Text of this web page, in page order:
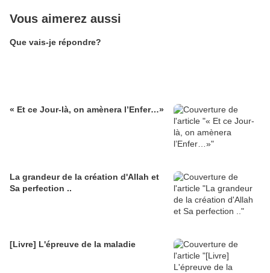
Vous aimerez aussi
Que vais-je répondre?
« Et ce Jour-là, on amènera l’Enfer…»
La grandeur de la création d'Allah et
Sa perfection ..
[Livre] L'épreuve de la maladie